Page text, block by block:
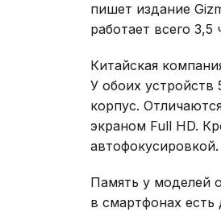
пишет издание
работает всего 3,5
Китайская
У обоих
корпус.
экраном Full HD.
автофокусировкой.
Память у моделей
в смартфонах есть